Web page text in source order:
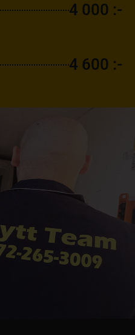
4 000 :-
4 600 :-